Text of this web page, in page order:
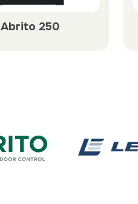
Abrito 250